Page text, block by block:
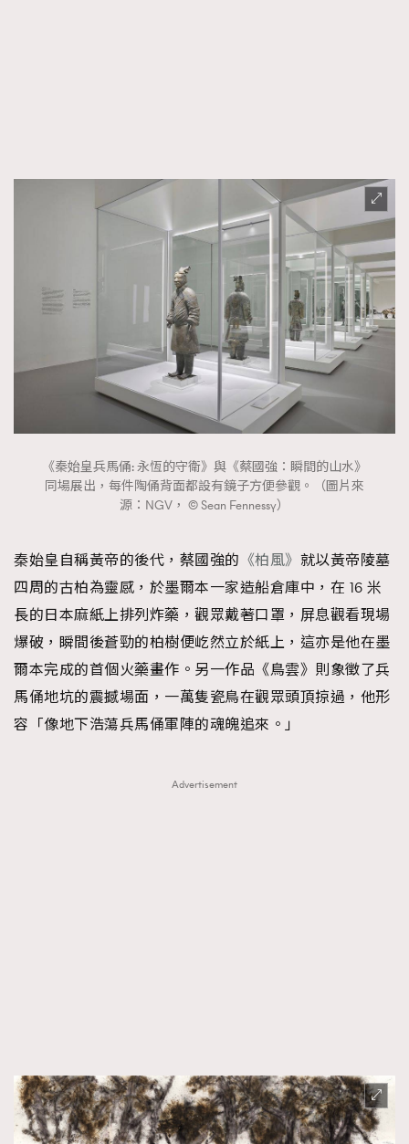
《秦始皇兵馬俑: 永恆的守衛》與《蔡國強：瞬間的山水》
同場展出，每件陶俑背面都設有鏡子方便參觀。（圖片來
源：NGV， © Sean Fennessy）
秦始皇自稱黃帝的後代，蔡國強的 《柏風》 就以黃帝陵墓
四周的古柏為靈感，於墨爾本一家造船倉庫中，在 16 米
長的日本麻紙上排列炸藥，觀眾戴著口罩，屏息觀看現場
爆破，瞬間後蒼勁的柏樹便屹然立於紙上，這亦是他在墨
爾本完成的首個火藥畫作。另一作品《鳥雲》則象徵了兵
馬俑地坑的震撼場面，一萬隻瓷鳥在觀眾頭頂掠過，他形
容「像地下浩蕩兵馬俑軍陣的魂魄追來。」
Advertisement